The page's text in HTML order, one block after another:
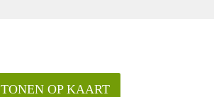
TONEN OP KAART